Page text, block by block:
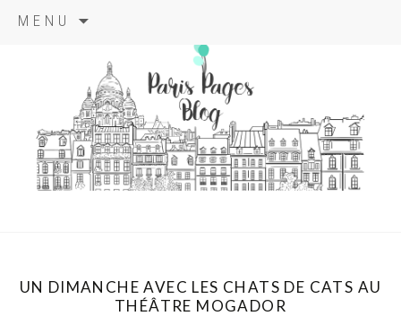
MENU
principal
paris pages
blog
UN DIMANCHE AVEC LES CHATS DE CATS AU
THÉÂTRE MOGADOR